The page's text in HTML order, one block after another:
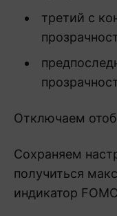
третий с
Отключаем
Сохраняем
получиться
индикатор